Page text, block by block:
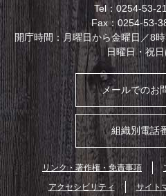
Tel：0254-53-
Fax：0254-53-
開庁時間：月曜日から金曜日／8
日曜日・祝日
メールでのお
組織別電話
リンク・著作権・免責事項
アクセシビリティ
サイト